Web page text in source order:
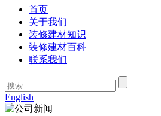
首页
关于我们
装修建材知识
装修建材百科
联系我们
English